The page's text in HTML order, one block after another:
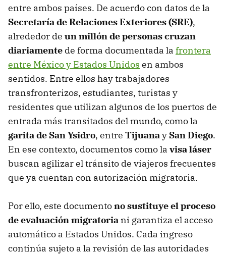
entre ambos países. De acuerdo con datos de la
Secretaría de Relaciones Exteriores (SRE),
alrededor de un millón de personas cruzan
diariamente de forma documentada la frontera
entre México y Estados Unidos en ambos
sentidos. Entre ellos hay trabajadores
transfronterizos, estudiantes, turistas y
residentes que utilizan algunos de los puertos de
entrada más transitados del mundo, como la
garita de San Ysidro, entre Tijuanay San Diego.
En ese contexto, documentos como la visa láser
buscan agilizar el tránsito de viajeros frecuentes
que ya cuentan con autorización migratoria.
Por ello, este documentono sustituye el proceso
de evaluación migratoria ni garantiza el acceso
automático a Estados Unidos. Cada ingreso
continúa sujeto a la revisión de las autoridades